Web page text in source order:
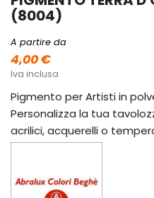
(8004)
A partire da
4,00 €
Iva inclusa
Pigmento per Artisti in
Personalizza la tua
acrilici, acquerelli o